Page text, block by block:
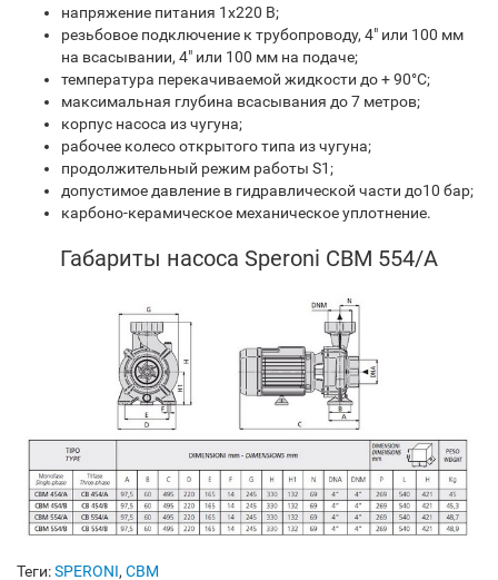
напряжение питания 1х220 В;
резьбовое подключение к трубопроводу, 4" или 100 мм
на всасывании, 4" или 100 мм на подаче;
температура перекачиваемой жидкости до + 90°C;
максимальная глубина всасывания до 7 метров;
корпус насоса из чугуна;
рабочее колесо открытого типа из чугуна;
продолжительный режим работы S1;
допустимое давление в гидравлической части до10 бар;
карбоно-керамическое механическое уплотнение.
Габариты насоса Speroni CBM 554/A
Теги:SPERONI, CBM